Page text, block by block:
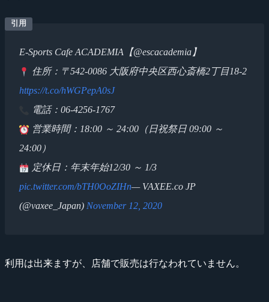
E-Sports Cafe ACADEMIA【@escacademia】
住所：〒542-0086 大阪府中央区西心斎橋2丁目18-2
https://t.co/hWGPepA0sJ
電話：06-4256-1767
営業時間：18:00 ～ 24:00（日祝祭日 09:00 ～
24:00）
定休日：年末年始12/30 ～ 1/3
pic.twitter.com/bTH0OoZIHn— VAXEE.co JP
(@vaxee_Japan) November 12, 2020
利用は出来ますが、店舗で販売は行なわれていません。